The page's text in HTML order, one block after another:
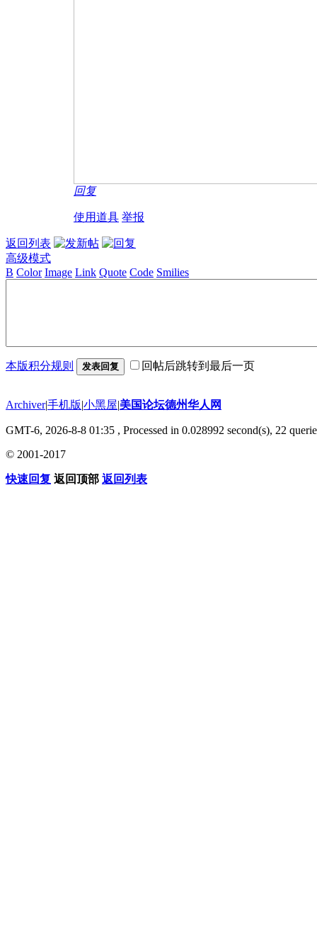
回复
使用道具 举报
返回列表
高级模式
B Color Image Link Quote Code Smilies
本版积分规则 发表回复 回帖后跳转到最后一页
Archiver|手机版|小黑屋|美国论坛德州华人网
GMT-6, 2026-8-8 01:35 , Processed in 0.028992 second(s), 22
© 2001-2017
快速回复 返回顶部 返回列表